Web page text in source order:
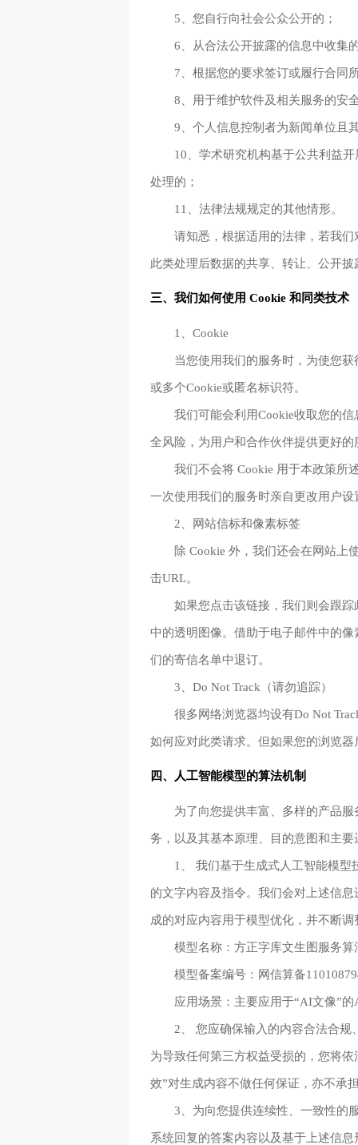
5、您自行向社会公众公开的；
6、从合法公开披露的信息中收集
7、根据您的要求签订或履行合同
8、用于维护软件及相关服务的安
9、个人信息控制者为新闻单位且
10、学术研究机构基于公共利益
处理的；
11、法律法规规定的其他情形。
请知悉，根据适用的法律，若我
此类处理后数据的共享、转让、公开
三、我们如何使用 Cookie 和同类技术
1、Cookie
当您使用我们的服务时，为使您
或多个Cookie或匿名标识符。
我们可能会利用Cookie收取您的
全风险，为用户和合作伙伴提供更好的
我们不会将 Cookie 用于本政策所
一次使用我们的服务时亲自更改用户设
2、网站信标和像素标签
除 Cookie 外，我们还会在网站上
击URL。
如果您点击该链接，我们则会跟
中的透明图像。借助于电子邮件中的
们的寄信名单中退订。
3、Do Not Track（请勿追踪）
很多网络浏览器均设有Do Not
如何应对此类请求。但如果您的浏览
四、人工智能模型的算法机制
为了向您提供丰富、多样的产品
务，以及其基本原理、目的意图和主
1、 我们基于生成式人工智能模
的文字内容及指令。我们会对上述信
成的对应内容用于模型优化，并不断
模型名称：方正字库文生图服务算
模型备案编号：网信算备
应用场景：主要应用于“AI文像”
2、 您应确保输入的内容合法合
为导致任何第三方权益受损的，您将
效”对生成内容不做任何保证，亦不承
3、为向您提供连续性、一致性的
系统回复的答案内容以及基于上述信息